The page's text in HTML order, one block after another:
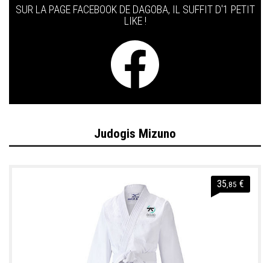
SUR LA PAGE FACEBOOK DE DAGOBA, IL SUFFIT D'1 PETIT
LIKE !
Judogis Mizuno
35 ,85 €